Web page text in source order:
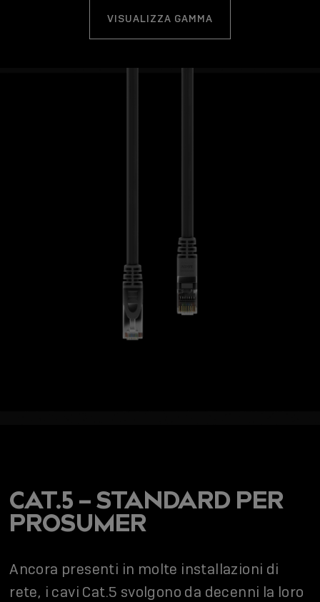
VISUALIZZA GAMMA
CAT.5 – STANDARD PER
PROSUMER
Ancora presenti in molte installazioni di
rete, i cavi Cat.5 svolgono da decenni la loro